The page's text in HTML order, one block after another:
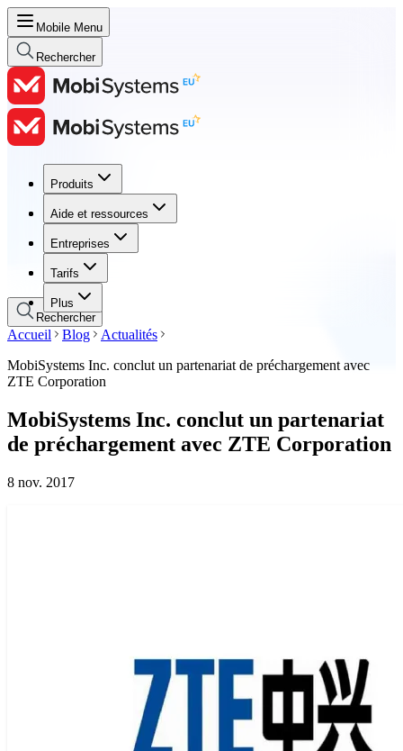
Mobile Menu
Rechercher
Produits
Aide et ressources
Entreprises
Tarifs
Plus
Produits
Aide et ressources
Entreprises
Tarifs
Rechercher
Accueil Blog
Actualités
MobiSystems Inc. conclut un partenariat de préchargement avec
ZTE Corporation
MobiSystems Inc. conclut un partenariat
de préchargement avec ZTE Corporation
8 nov. 2017